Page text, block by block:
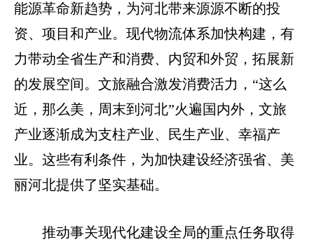
能源革命新趋势，为河北带来源源不断的投
资、项目和产业。现代物流体系加快构建，有
力带动全省生产和消费、内贸和外贸，拓展新
的发展空间。文旅融合激发消费活力，“这么
近，那么美，周末到河北”火遍国内外，文旅
产业逐渐成为支柱产业、民生产业、幸福产
业。这些有利条件，为加快建设经济强省、美
丽河北提供了坚实基础。
推动事关现代化建设全局的重点任务取得